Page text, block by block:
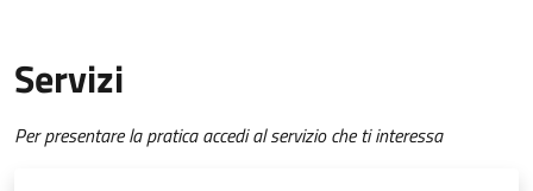
Servizi
Per presentare la pratica accedi al servizio che ti interessa